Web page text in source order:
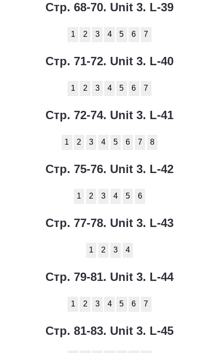
Стр. 68-70. Unit 3. L-39
1 2 3 4 5 6 7
Стр. 71-72. Unit 3. L-40
1 2 3 4 5 6 7
Стр. 72-74. Unit 3. L-41
1 2 3 4 5 6 7 8
Стр. 75-76. Unit 3. L-42
1 2 3 4 5 6
Стр. 77-78. Unit 3. L-43
1 2 3 4
Стр. 79-81. Unit 3. L-44
1 2 3 4 5 6 7
Стр. 81-83. Unit 3. L-45